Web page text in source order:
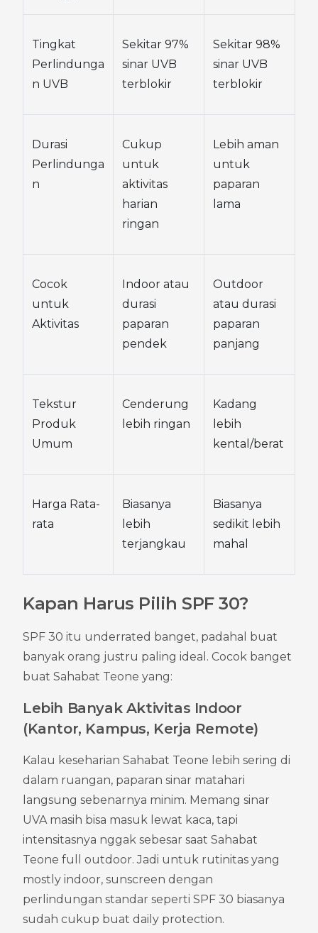
Tingkat
Perlindunga
n UVB
Sekitar 97%
sinar UVB
terblokir
Sekitar 98%
sinar UVB
terblokir
Durasi
Perlindunga
n
Cukup
untuk
aktivitas
harian
ringan
Lebih aman
untuk
paparan
lama
Cocok
untuk
Aktivitas
Indoor atau
durasi
paparan
pendek
Outdoor
atau durasi
paparan
panjang
Tekstur
Produk
Umum
Cenderung
lebih ringan
Kadang
lebih
kental/berat
Harga Rata-
rata
Biasanya
lebih
terjangkau
Biasanya
sedikit lebih
mahal
Kapan Harus Pilih SPF 30?
SPF 30 itu underrated banget, padahal buat
banyak orang justru paling ideal. Cocok banget
buat Sahabat Teone yang:
Lebih Banyak Aktivitas Indoor
(Kantor, Kampus, Kerja Remote)
Kalau keseharian Sahabat Teone lebih sering di
dalam ruangan, paparan sinar matahari
langsung sebenarnya minim. Memang sinar
UVA masih bisa masuk lewat kaca, tapi
intensitasnya nggak sebesar saat Sahabat
Teone full outdoor. Jadi untuk rutinitas yang
mostly indoor, sunscreen dengan
perlindungan standar seperti SPF 30 biasanya
sudah cukup buat daily protection.